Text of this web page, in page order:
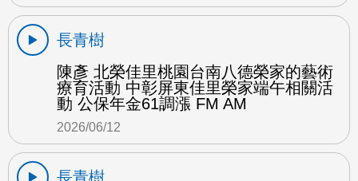
長青樹
陳彥 北榮佳里桃園台南八德榮家的藝術
療育活動 中彰屏東佳里榮家端午相關活
動 公保年金61調漲 FM AM
2026/06/12
長青樹